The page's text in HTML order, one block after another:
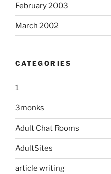
February 2003
March 2002
CATEGORIES
1
3monks
Adult Chat Rooms
AdultSites
article writing